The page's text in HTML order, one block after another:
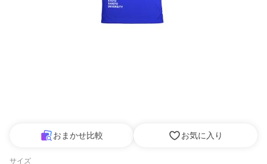
おまかせ比較 お気に入り
サイズ